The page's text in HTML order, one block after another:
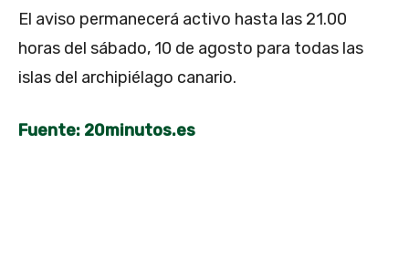
El aviso permanecerá activo hasta las 21.00
horas del sábado, 10 de agosto para todas las
islas del archipiélago canario.
Fuente: 20minutos.es